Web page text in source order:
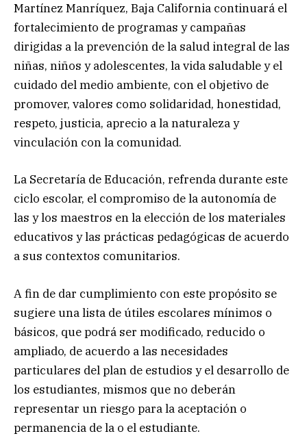
Martínez Manríquez, Baja California continuará el
fortalecimiento de programas y campañas
dirigidas a la prevención de la salud integral de las
niñas, niños y adolescentes, la vida saludable y el
cuidado del medio ambiente, con el objetivo de
promover, valores como solidaridad, honestidad,
respeto, justicia, aprecio a la naturaleza y
vinculación con la comunidad.
La Secretaría de Educación, refrenda durante este
ciclo escolar, el compromiso de la autonomía de
las y los maestros en la elección de los materiales
educativos y las prácticas pedagógicas de acuerdo
a sus contextos comunitarios.
A fin de dar cumplimiento con este propósito se
sugiere una lista de útiles escolares mínimos o
básicos, que podrá ser modificado, reducido o
ampliado, de acuerdo a las necesidades
particulares del plan de estudios y el desarrollo de
los estudiantes, mismos que no deberán
representar un riesgo para la aceptación o
permanencia de la o el estudiante.